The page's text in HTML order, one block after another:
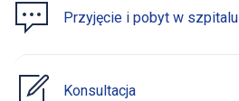
Przyjęcie i pobyt w szpitalu
Konsultacja